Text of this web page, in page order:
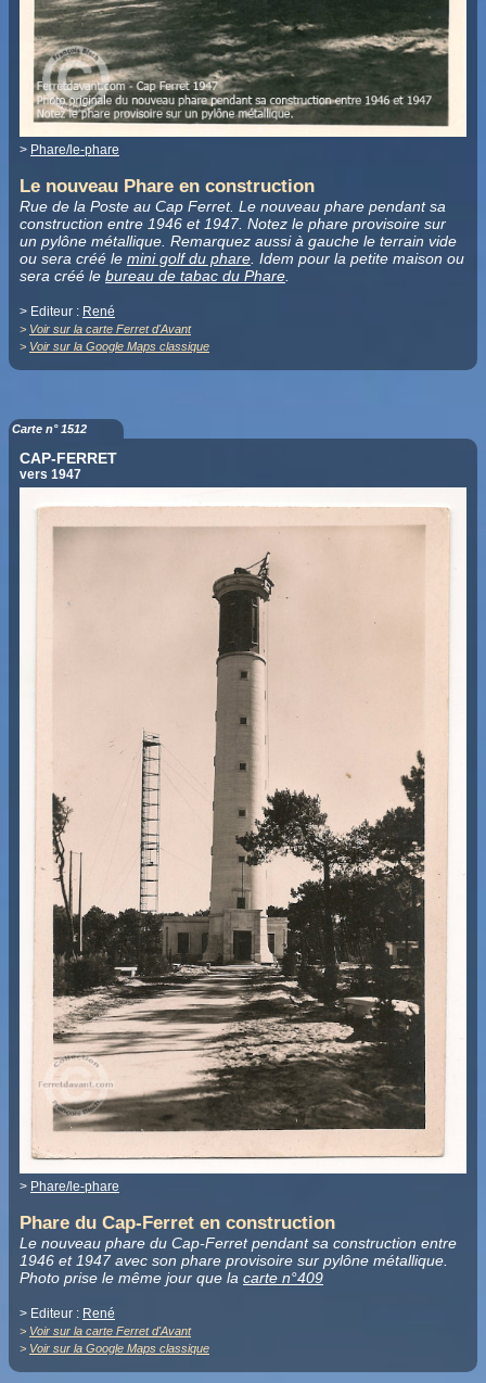
> Phare/le-phare
Le nouveau Phare en construction
Rue de la Poste au Cap Ferret. Le nouveau phare pendant sa
construction entre 1946 et 1947. Notez le phare provisoire sur
un pylône métallique. Remarquez aussi à gauche le terrain vide
ou sera créé le mini golf du phare . Idem pour la petite maison ou
sera créé le bureau de tabac du Phare
> Editeur : René
> Voir sur la carte Ferret d'Avant
> Voir sur la Google Maps classique
Carte n° 1512
CAP-FERRET
vers 1947
> Phare/le-phare
Phare du Cap-Ferret en construction
Le nouveau phare du Cap-Ferret pendant sa construction entre
1946 et 1947 avec son phare provisoire sur pylône métallique.
Photo prise le même jour que la carte n°409
> Editeur : René
> Voir sur la carte Ferret d'Avant
> Voir sur la Google Maps classique